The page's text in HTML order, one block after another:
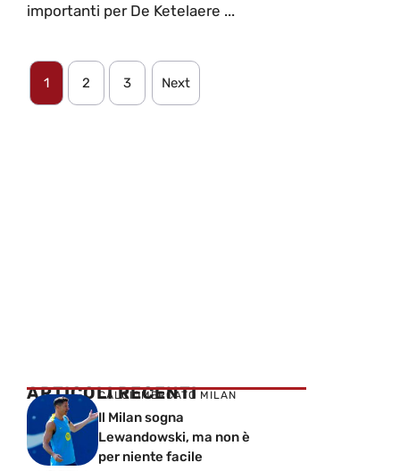
importanti per De Ketelaere ...
1 2 3 Next
ARTICOLI RECENTI
CALCIOMERCATO MILAN
Il Milan sogna
Lewandowski, ma non è
per niente facile